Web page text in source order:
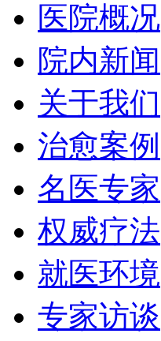
医院概况
院内新闻
关于我们
治愈案例
名医专家
权威疗法
就医环境
专家访谈